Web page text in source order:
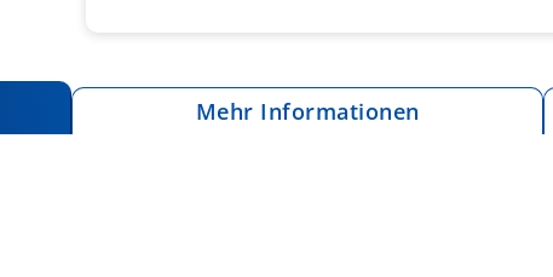
Mehr Informationen